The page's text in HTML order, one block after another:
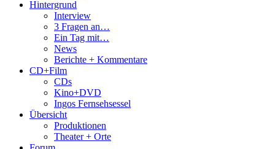
Hintergrund
Interview
3 Fragen an…
Ein Tag mit…
News
Berichte + Kommentare
CD+Film
CDs
Kino+DVD
Ingos Fernsehsessel
Übersicht
Produktionen
Theater + Orte